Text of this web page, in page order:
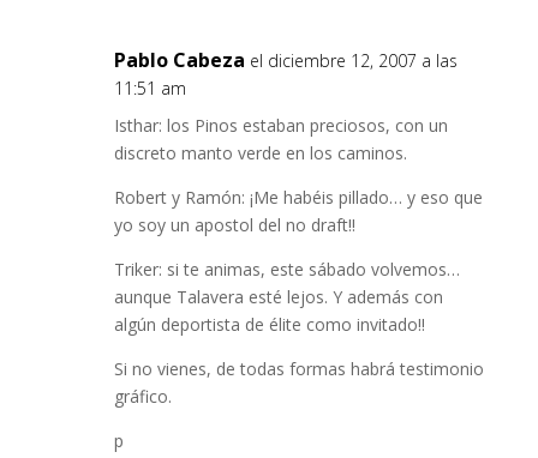
Pablo Cabeza el diciembre 12, 2007 a las
11:51 am
Isthar: los Pinos estaban preciosos, con un
discreto manto verde en los caminos.
Robert y Ramón: ¡Me habéis pillado… y eso que
yo soy un apostol del no draft!!
Triker: si te animas, este sábado volvemos…
aunque Talavera esté lejos. Y además con
algún deportista de élite como invitado!!
Si no vienes, de todas formas habrá testimonio
gráfico.
p